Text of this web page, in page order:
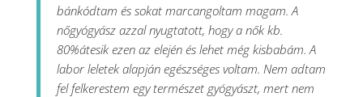
bánkódtam és sokat marcangoltam magam. A
nőgyógyász azzal nyugtatott, hogy a nők kb.
80%átesik ezen az elején és lehet még kisbabám. A
labor leletek alapján egészséges voltam. Nem adtam
fel felkerestem egy természet gyógyászt, mert nem